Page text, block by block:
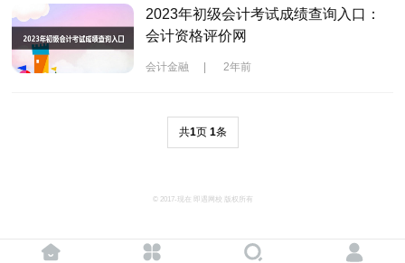
2023年初级会计考试成绩查询入口：
会计资格评价网
会计金融 2年前
共1页 1条
© 2017-现在 即遇网校 版权所有